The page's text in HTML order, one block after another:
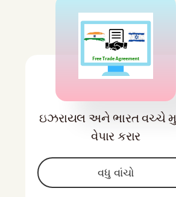
ઇઝરાયલ અને ભારત વચ્ચે
વેપાર કરાર
વધુ વાંચો